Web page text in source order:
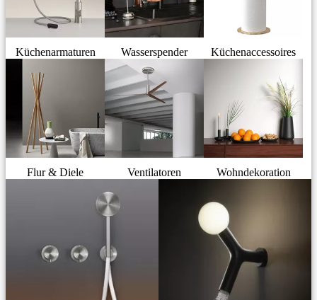
Küchenarmaturen Wasserspender Küchenaccessoires
Flur & Diele Ventilatoren Wohndekoration